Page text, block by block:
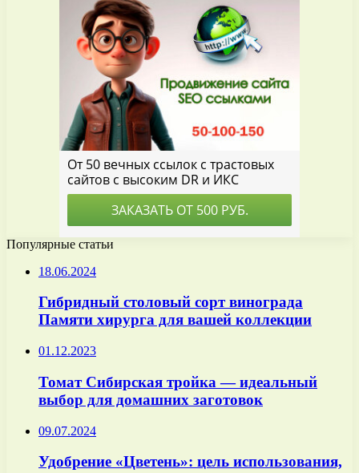
Популярные статьи
18.06.2024
Гибридный столовый сорт винограда
Памяти хирурга для вашей коллекции
01.12.2023
Томат Сибирская тройка — идеальный
выбор для домашних заготовок
09.07.2024
Удобрение «Цветень»: цель использования,